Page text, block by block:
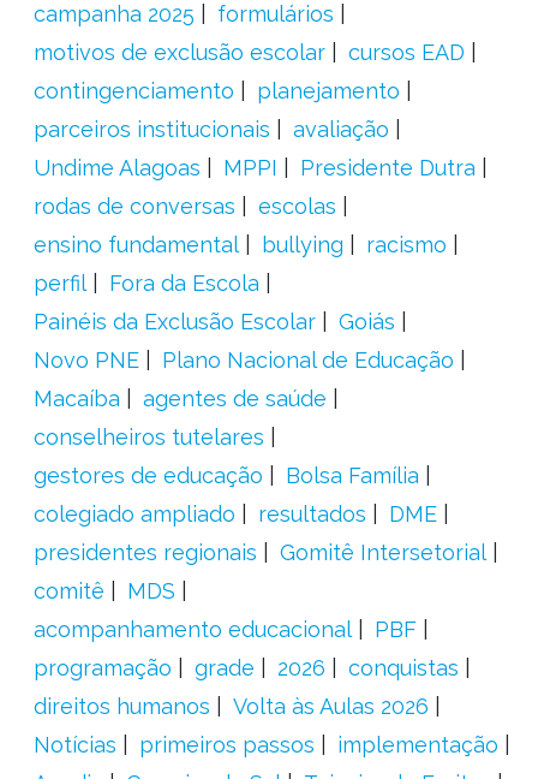
campanha 2025
formulários
motivos de exclusão escolar
cursos EAD
contingenciamento
planejamento
parceiros institucionais
avaliação
Undime Alagoas
MPPI
Presidente Dutra
rodas de conversas
escolas
ensino fundamental
bullying
racismo
perfil
Fora da Escola
Painéis da Exclusão Escolar
Goiás
Novo PNE
Plano Nacional de Educação
Macaíba
agentes de saúde
conselheiros tutelares
gestores de educação
Bolsa Família
colegiado ampliado
resultados
DME
presidentes regionais
Gomitê Intersetorial
comitê
MDS
acompanhamento educacional
PBF
programação
grade 2026
conquistas
direitos humanos
Volta às Aulas 2026
Notícias
primeiros passos
implementação